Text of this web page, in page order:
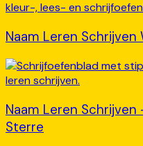
Naam Leren Schrijven
Naam Leren
Sterre